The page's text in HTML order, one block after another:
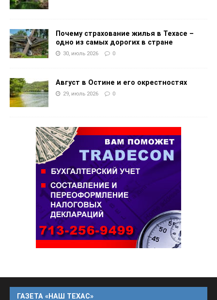
Почему страхование жилья в Техасе –
одно из самых дорогих в стране
30, июль 2026 0
Август в Остине и его окрестностях
29, июль 2026 0
ГАЗЕТА «НАШ ТЕХАС»